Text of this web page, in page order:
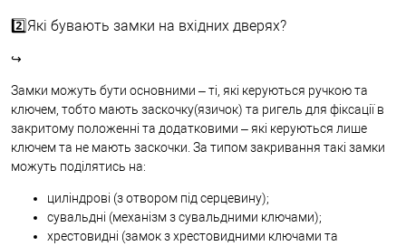
2️⃣Які бувають замки на вхідних дверях?
↪
Замки можуть бути основними – ті, які керуються ручкою та
ключем, тобто мають заскочку(язичок) та ригель для фіксації в
закритому положенні та додатковими – які керуються лише
ключем та не мають заскочки. За типом закривання такі замки
можуть поділятись на:
циліндрові (з отвором під серцевину);
сувальдні (механізм з сувальдними ключами);
хрестовидні (замок з хрестовидними ключами та